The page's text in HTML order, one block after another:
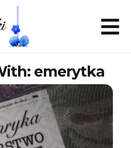
emerytka